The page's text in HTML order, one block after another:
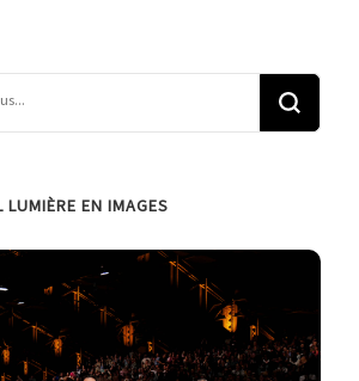
LUMIÈRE EN IMAGES